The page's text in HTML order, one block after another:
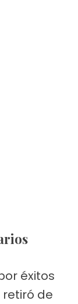
éxitos
retiró de